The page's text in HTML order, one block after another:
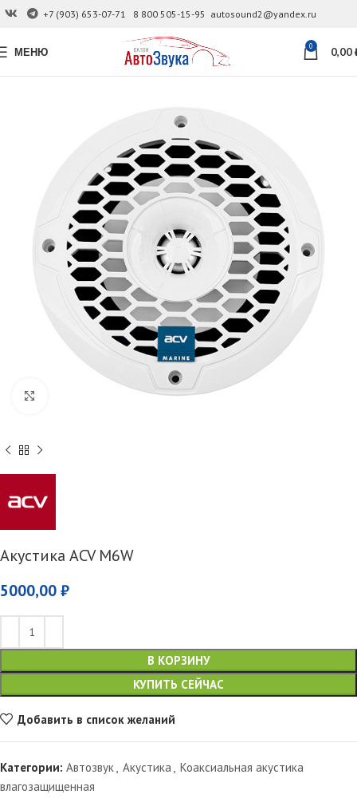
+7 (903) 653-07-71 8 800 505-15-95 autosound2@yandex.ru
МЕНЮ 0 0,00
Акустика ACV M6W
5000,00 ₽
В КОРЗИНУ
КУПИТЬ СЕЙЧАС
Добавить в список желаний
Категории: Автозвук, Акустика , Коаксиальная акустика
влагозащищенная